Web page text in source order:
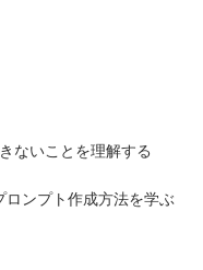
ないことを理解する
ンプト作成方法を学ぶ